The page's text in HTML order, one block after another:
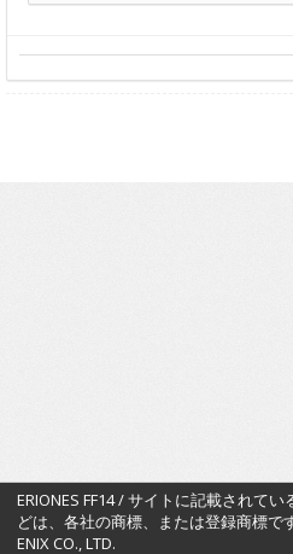
ERIONES FF14 / サイトに記載されて
どは、各社の商標、または登録商標で
ENIX CO., LTD.